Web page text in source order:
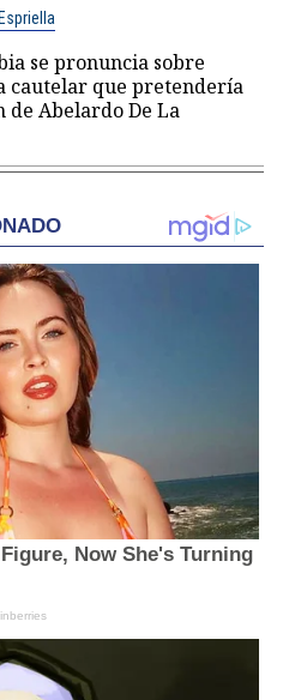
se pronuncia sobre
cautelar que pretendería
de Abelardo De La